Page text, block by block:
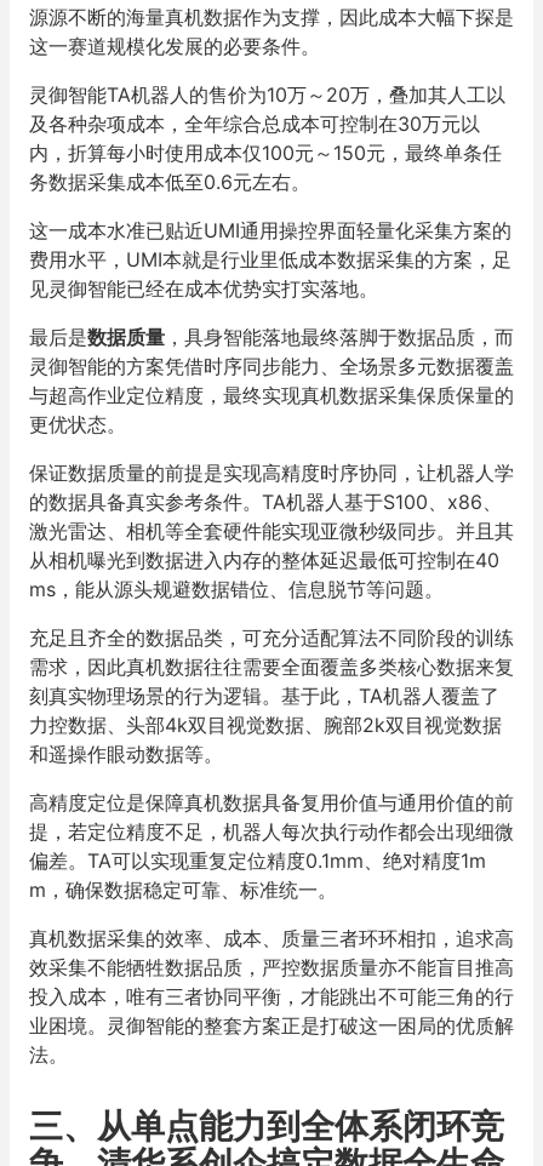
源源不断的海量真机数据作为支撑，因此成本大幅下探是
这一赛道规模化发展的必要条件。
灵御智能TA机器人的售价为10万～20万，叠加其人工以
及各种杂项成本，全年综合总成本可控制在30万元以
内，折算每小时使用成本仅100元～150元，最终单条任
务数据采集成本低至0.6元左右。
这一成本水准已贴近UMI通用操控界面轻量化采集方案的
费用水平，UMI本就是行业里低成本数据采集的方案，足
见灵御智能已经在成本优势实打实落地。
最后是数据质量 ，具身智能落地最终落脚于数据品质，而
灵御智能的方案凭借时序同步能力、全场景多元数据覆盖
与超高作业定位精度，最终实现真机数据采集保质保量的
更优状态。
保证数据质量的前提是实现高精度时序协同，让机器人学
的数据具备真实参考条件。TA机器人基于S100、x86、
激光雷达、相机等全套硬件能实现亚微秒级同步。并且其
从相机曝光到数据进入内存的整体延迟最低可控制在40
ms，能从源头规避数据错位、信息脱节等问题。
充足且齐全的数据品类，可充分适配算法不同阶段的训练
需求，因此真机数据往往需要全面覆盖多类核心数据来复
刻真实物理场景的行为逻辑。基于此，TA机器人覆盖了
力控数据、头部4k双目视觉数据、腕部2k双目视觉数据
和遥操作眼动数据等。
高精度定位是保障真机数据具备复用价值与通用价值的前
提，若定位精度不足，机器人每次执行动作都会出现细微
偏差。TA可以实现重复定位精度0.1mm、绝对精度1m
m，确保数据稳定可靠、标准统一。
真机数据采集的效率、成本、质量三者环环相扣，追求高
效采集不能牺牲数据品质，严控数据质量亦不能盲目推高
投入成本，唯有三者协同平衡，才能跳出不可能三角的行
业困境。灵御智能的整套方案正是打破这一困局的优质解
法。
三、从单点能力到全体系闭环竞